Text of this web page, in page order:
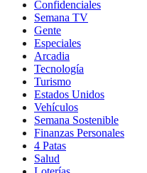
Confidenciales
Semana TV
Gente
Especiales
Arcadia
Tecnología
Turismo
Estados Unidos
Vehículos
Semana Sostenible
Finanzas Personales
4 Patas
Salud